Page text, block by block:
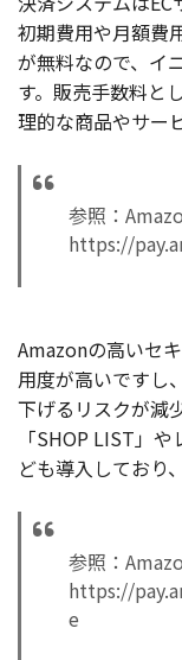
初期費用や月額費
が無料なので、イ
す。販売手数料と
理的な商品やサー
参照：
https://
Amazonの高いセ
用度が高いですし
下げるリスクが減
「SHOP LIST」
ども導入しており
参照：
https://
e